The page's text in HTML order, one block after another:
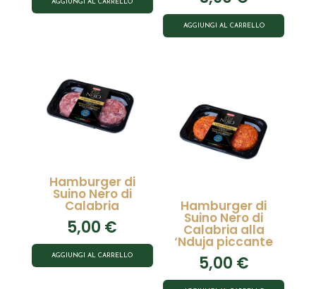
AGGIUNGI AL CARRELLO
AGGIUNGI AL CARRELLO
Hamburger di
Suino Nero di
Calabria
5,00 €
AGGIUNGI AL CARRELLO
Hamburger di
Suino Nero di
Calabria alla
‘Nduja piccante
5,00 €